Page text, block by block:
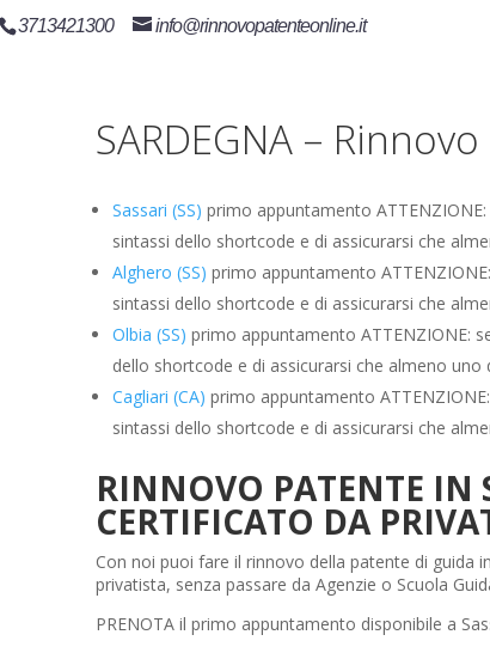
3713421300 info@rinnovopatenteonline.it
SARDEGNA –
Sassari (SS) primo appuntamento
sintassi dello shortcode e di assicurarsi che
Alghero (SS) primo appuntamento
sintassi dello shortcode e di assicurarsi che
Olbia (SS) primo appuntamento ATTENZIONE:
dello shortcode e di assicurarsi che almeno uno
Cagliari (CA) primo appuntamento
sintassi dello shortcode e di assicurarsi che
RINNOVO PATENTE IN
CERTIFICATO DA
Con noi puoi fare il rinnovo della patente di guida
privatista, senza passare da Agenzie o Scuola
PRENOTA il primo appuntamento disponibile a